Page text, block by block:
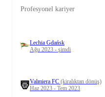
Profesyonel kariyer
Lechia Gdańsk
Ağu 2023 - şimdi
Valmiera FC (kiralıktan dönüş)
Haz 2023 - Tem 2023